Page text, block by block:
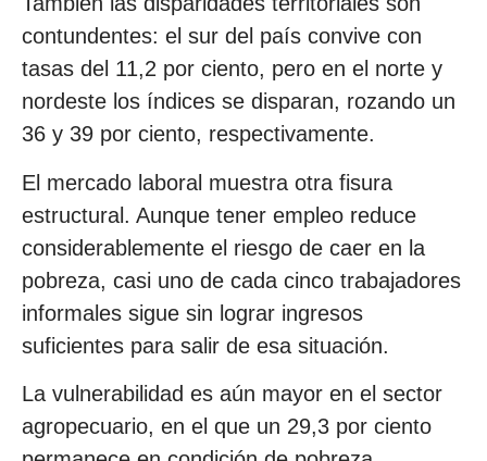
contundentes: el sur del país convive con
tasas del 11,2 por ciento, pero en el norte y
nordeste los índices se disparan, rozando un
36 y 39 por ciento, respectivamente.
El mercado laboral muestra otra fisura
estructural. Aunque tener empleo reduce
considerablemente el riesgo de caer en la
pobreza, casi uno de cada cinco trabajadores
informales sigue sin lograr ingresos
suficientes para salir de esa situación.
La vulnerabilidad es aún mayor en el sector
agropecuario, en el que un 29,3 por ciento